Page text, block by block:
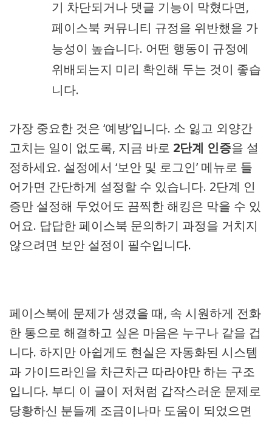
기 차단되거나 댓글 기능이 막혔다면,
페이스북 커뮤니티 규정을 위반했을 가
능성이 높습니다. 어떤 행동이 규정에
위배되는지 미리 확인해 두는 것이 좋습
니다.
가장 중요한 것은 ‘예방’입니다. 소 잃고 외양간
고치는 일이 없도록, 지금 바로 2단계 인증을 설
정하세요. 설정에서 ‘보안 및 로그인’ 메뉴로 들
어가면 간단하게 설정할 수 있습니다. 2단계 인
증만 설정해 두었어도 끔찍한 해킹은 막을 수 있
어요. 답답한 페이스북 문의하기 과정을 거치지
않으려면 보안 설정이 필수입니다.
페이스북에 문제가 생겼을 때, 속 시원하게 전화
한 통으로 해결하고 싶은 마음은 누구나 같을 겁
니다. 하지만 아쉽게도 현실은 자동화된 시스템
과 가이드라인을 차근차근 따라야만 하는 구조
입니다. 부디 이 글이 저처럼 갑작스러운 문제로
당황하신 분들께 조금이나마 도움이 되었으면